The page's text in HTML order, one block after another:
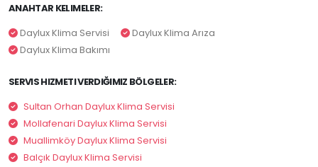
ANAHTAR KELIMELER:
Daylux Klima Servisi
Daylux Klima Arıza
Daylux Klima Bakımı
SERVIS HIZMETI VERDIĞIMIZ BÖLGELER:
Sultan Orhan Daylux Klima Servisi
Mollafenari Daylux Klima Servisi
Muallimköy Daylux Klima Servisi
Balçık Daylux Klima Servisi